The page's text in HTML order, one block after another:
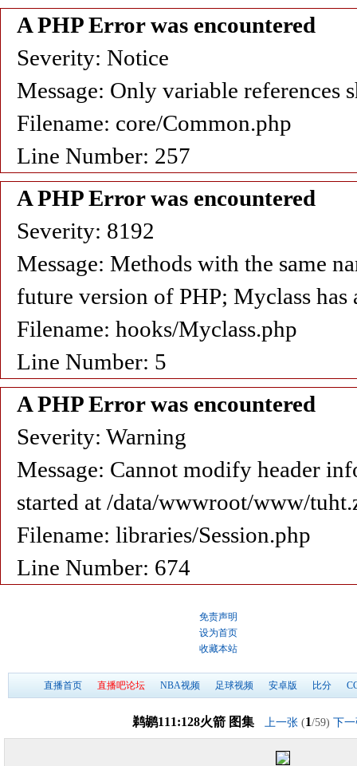
A PHP Error was encountered
Severity: Notice
Message: Only variable references
Filename: core/Common.php
Line Number: 257
A PHP Error was encountered
Severity: 8192
Message: Methods with the same
future version of PHP; Myclass has
Filename: hooks/Myclass.php
Line Number: 5
A PHP Error was encountered
Severity: Warning
Message: Cannot modify header
started at /data/wwwroot/www/
Filename: libraries/Session.php
Line Number: 674
免责声明
设为首页
收藏本站
直播首页 直播吧论坛 NBA视频 足球视频 安卓版 比分
鹈鹕111:128火箭 图集 上一张 (1/59) 下